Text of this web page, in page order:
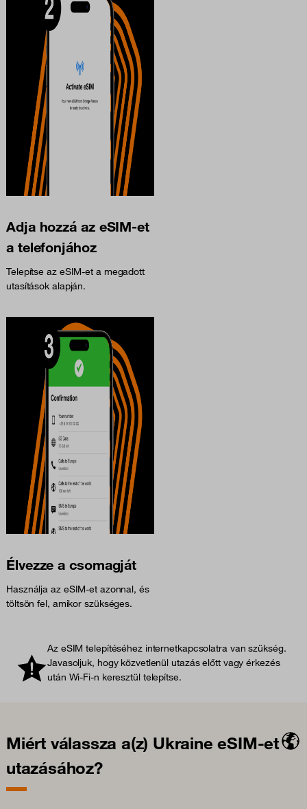
Adja hozzá az eSIM-et
a telefonjához
Telepítse az eSIM-et a megadott
utasítások alapján.
Élvezze a csomagját
Használja az eSIM-et azonnal, és
töltsön fel, amikor szükséges.
Az eSIM telepítéséhez internetkapcsolatra van szükség.
Javasoljuk, hogy közvetlenül utazás előtt vagy érkezés
után Wi-Fi-n keresztül telepítse.
Miért válassza a(z) Ukraine eSIM-et
utazásához?